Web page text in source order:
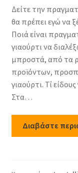
Δείτε την
θα πρέπει εγώ να
Ποιά είναι
γιαούρτι να
μπροστά, από τα
προϊόντων,
γιαούρτι. Τί
Στα…
Διαβάστε